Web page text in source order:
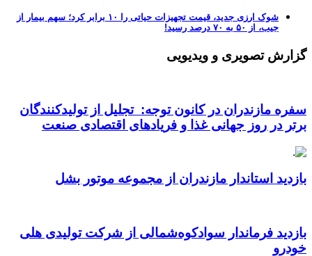
شوک ارزی جدید، قیمت تجهیزات حیاتی را ۱۰ برابر کرد؛ سهم بیمار از
جیب، از ۵۰ به ۷۰ درصد رسید!
گزارش تصویری و ویدیویی
سفره مازندران در کانون توجه: تجلیل از تولیدکنندگان
برتر در روز جهانی غذا و فریادهای اقتصادی صنعت
بازدید استاندار مازندران از مجموعه موتور بشل
بازدید فرماندار سوادکوه‌شمالی از شرکت تولیدی هلی
خودرو